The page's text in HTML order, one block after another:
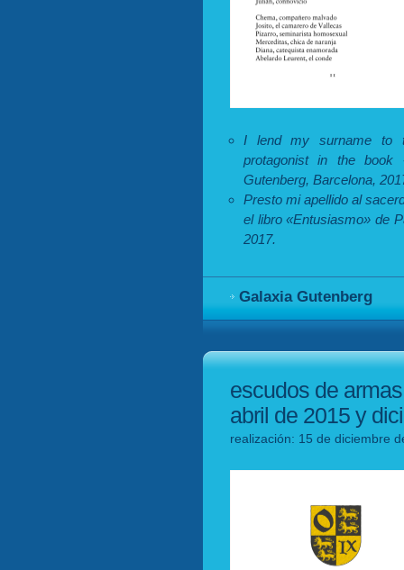
I lend my surname to
protagonist in the book
Gutenberg, Barcelona,
Presto mi apellido al
el libro «Entusiasmo» de
2017.
Galaxia Gutenberg
escudos de
abril de 2015 y
realización: 15 de diciembre